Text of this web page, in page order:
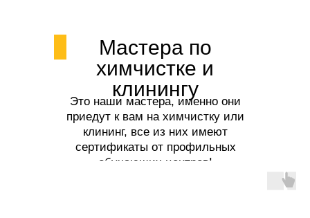
Мастера по
химчистке и
клинингу
Это наши мастера, именно они
приедут к вам на химчистку или
клининг, все из них имеют
сертификаты от профильных
обучающих центров!